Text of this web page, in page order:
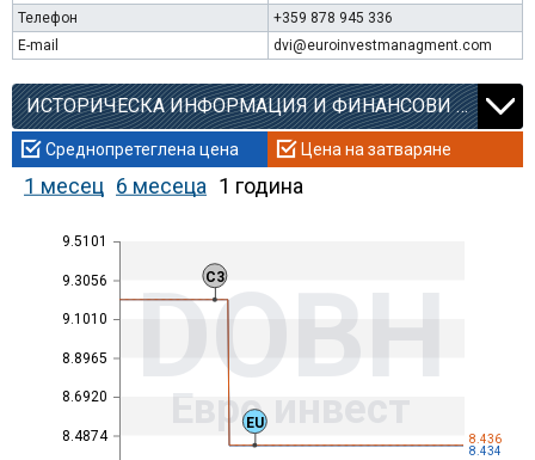
Телефон
+359 878 945 336
E-mail
dvi@euroinvestmanagment.com
ИСТОРИЧЕСКА ИНФОРМАЦИЯ И ФИНАНСОВИ КОЕФИЦИЕНТИ
Среднопретеглена цена Цена на затваряне
1 месец 6 месеца 1 година
8.4874
8.6920
8.8965
9.1010
9.3056
9.5101
DOBH
Евро инвест
8.434
8.436
C3
EU